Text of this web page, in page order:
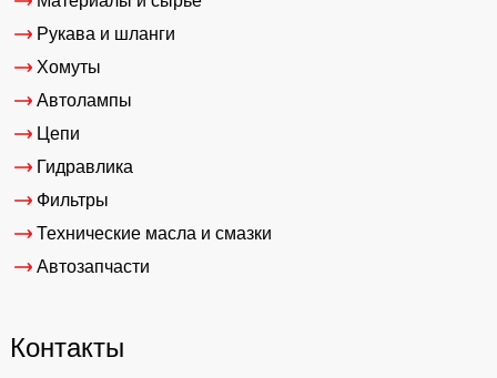
Рукава и шланги
Хомуты
Автолампы
Цепи
Гидравлика
Фильтры
Технические масла и смазки
Автозапчасти
Контакты